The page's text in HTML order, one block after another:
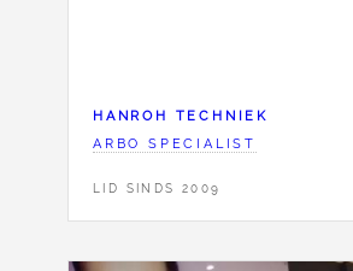
HANROH TECHNIEK
ARBO SPECIALIST
LID SINDS 2009